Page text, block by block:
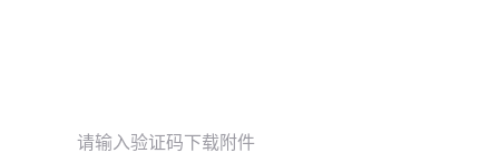
请输入验证码下载附件